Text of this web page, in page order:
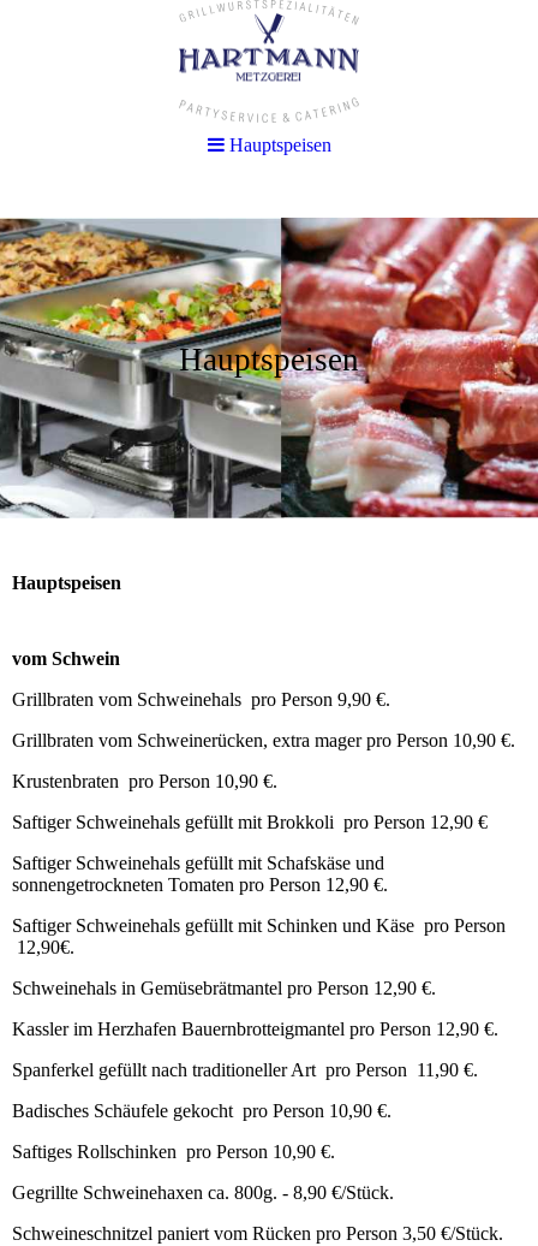
Hauptspeisen
Hauptspeisen
vom Schwein
Grillbraten vom Schweinehals pro Person 9,90 €.
Grillbraten vom Schweinerücken, extra mager pro Person 10,90 €.
Krustenbraten pro Person 10,90 €.
Saftiger Schweinehals gefüllt mit Brokkoli pro Person 12,90 €
Saftiger Schweinehals gefüllt mit Schafskäse und
sonnengetrockneten Tomaten pro Person 12,90 €.
Saftiger Schweinehals gefüllt mit Schinken und Käse pro Person
12,90€.
Schweinehals in Gemüsebrätmantel pro Person 12,90 €.
Kassler im Herzhafen Bauernbrotteigmantel pro Person 12,90 €.
Spanferkel gefüllt nach traditioneller Art pro Person 11,90 €.
Badisches Schäufele gekocht pro Person 10,90 €.
Saftiges Rollschinken pro Person 10,90 €.
Gegrillte Schweinehaxen ca. 800g. - 8,90 €/Stück.
Schweineschnitzel paniert vom Rücken pro Person 3,50 €/Stück.
Hauptspeisen